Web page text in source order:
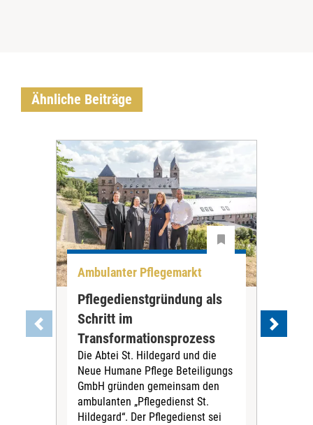
Ähnliche Beiträge
Ambulanter Pflegemarkt
Pflegedienstgründung als
Schritt im
Transformationsprozess
Die Abtei St. Hildegard und die
Neue Humane Pflege Beteiligungs
GmbH gründen gemeinsam den
ambulanten „Pflegedienst St.
Hildegard“. Der Pflegedienst sei